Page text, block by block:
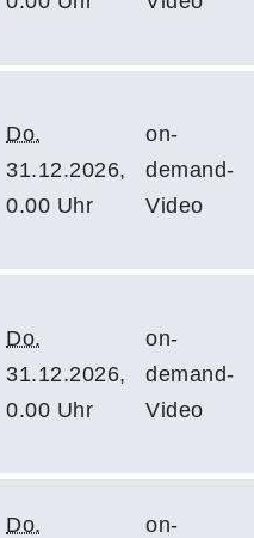
Do.
31.12.2026,
0.00 Uhr
on-
demand-
Video
Do.
31.12.2026,
0.00 Uhr
on-
demand-
Video
Do.
on-